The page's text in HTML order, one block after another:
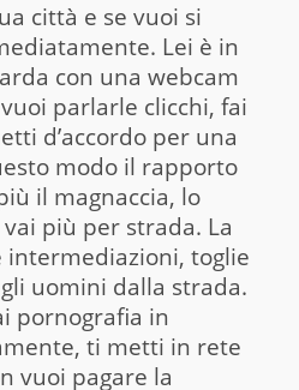
città e se vuoi si
Lei è in
con una webcam
parlarle clicchi, fai
d’accordo per una
modo il rapporto
il magnaccia, lo
più per strada. La
toglie
uomini dalla strada.
pornografia in
ti metti in rete
vuoi pagare la